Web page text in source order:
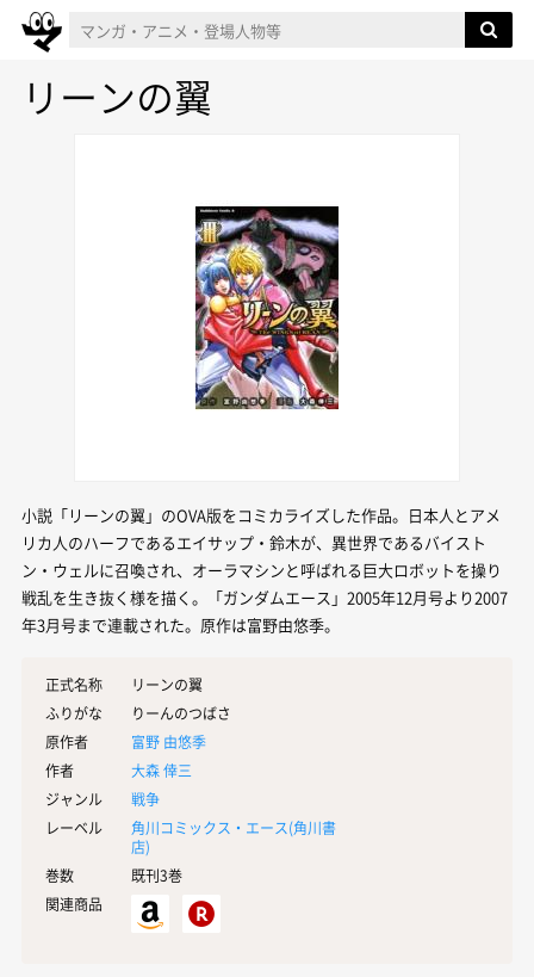
リーンの翼
小説「リーンの翼」のOVA版をコミカライズした作品。日本人とアメ
リカ人のハーフであるエイサップ・鈴木が、異世界であるバイスト
ン・ウェルに召喚され、オーラマシンと呼ばれる巨大ロボットを操り
戦乱を生き抜く様を描く。「ガンダムエース」2005年12月号より2007
年3月号まで連載された。原作は富野由悠季。
正式名称
リーンの翼
ふりがな
りーんのつばさ
原作者
富野 由悠季
作者
大森 倖三
ジャンル
戦争
レーベル
角川コミックス・エース(角川書
店)
巻数
既刊3巻
関連商品